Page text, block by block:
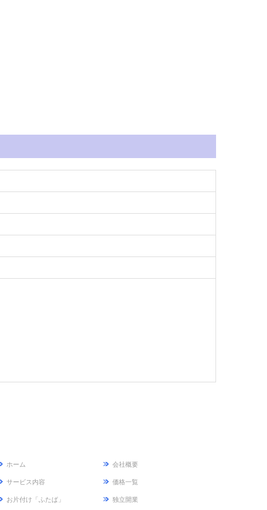
ホーム 会社概要
サービス内容 価格一覧
お片付け「ふたば」 独立開業